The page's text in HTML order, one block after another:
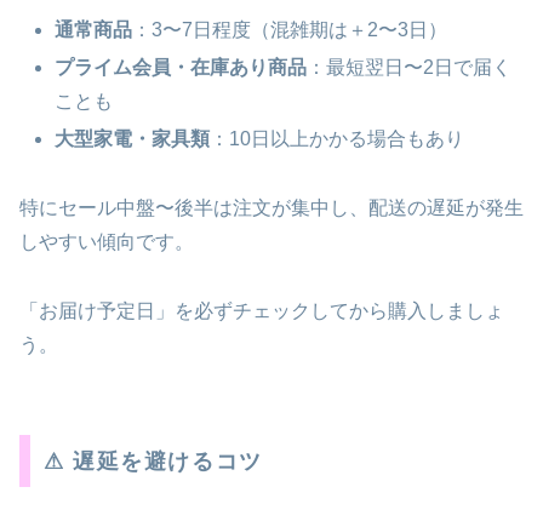
通常商品 ：3〜7日程度（混雑期は＋2〜3日）
プライム会員・在庫あり商品 ：最短翌日〜2日で届く
ことも
大型家電・家具類 ：10日以上かかる場合もあり
特にセール中盤〜後半は注文が集中し、配送の遅延が発生
しやすい傾向です。
「お届け予定日」を必ずチェックしてから購入しましょ
う。
⚠ 遅延を避けるコツ